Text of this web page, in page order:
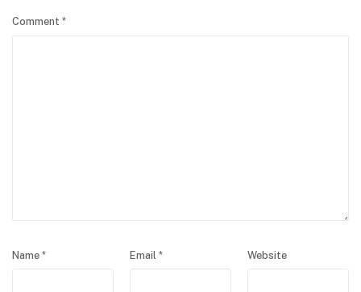
Comment *
Name * Email * Website